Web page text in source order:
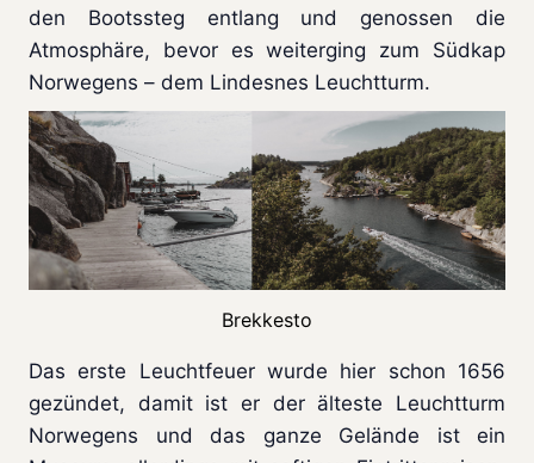
den Bootssteg entlang und genossen die
Atmosphäre, bevor es weiterging zum Südkap
Norwegens – dem Lindesnes Leuchtturm.
Brekkesto
Das erste Leuchtfeuer wurde hier schon 1656
gezündet, damit ist er der älteste Leuchtturm
Norwegens und das ganze Gelände ist ein